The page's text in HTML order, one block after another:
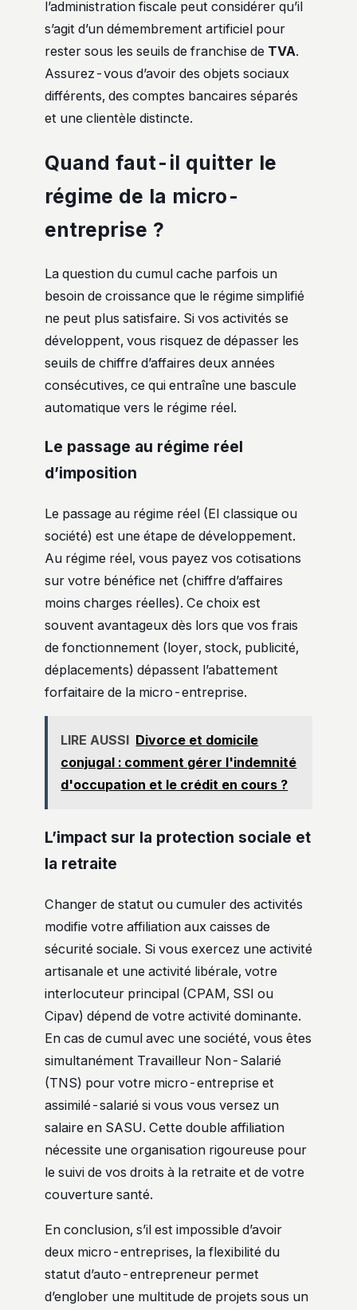
l’administration fiscale peut considérer qu’il
s’agit d’un démembrement artificiel pour
rester sous les seuils de franchise de TVA.
Assurez-vous d’avoir des objets sociaux
différents, des comptes bancaires séparés
et une clientèle distincte.
Quand faut-il quitter le
régime de la micro-
entreprise ?
La question du cumul cache parfois un
besoin de croissance que le régime simplifié
ne peut plus satisfaire. Si vos activités se
développent, vous risquez de dépasser les
seuils de chiffre d’affaires deux années
consécutives, ce qui entraîne une bascule
automatique vers le régime réel.
Le passage au régime réel
d’imposition
Le passage au régime réel (EI classique ou
société) est une étape de développement.
Au régime réel, vous payez vos cotisations
sur votre bénéfice net (chiffre d’affaires
moins charges réelles). Ce choix est
souvent avantageux dès lors que vos frais
de fonctionnement (loyer, stock, publicité,
déplacements) dépassent l’abattement
forfaitaire de la micro-entreprise.
LIRE AUSSI Divorce et domicile
conjugal : comment gérer l'indemnité
d'occupation et le crédit en cours ?
L’impact sur la protection sociale et
la retraite
Changer de statut ou cumuler des activités
modifie votre affiliation aux caisses de
sécurité sociale. Si vous exercez une activité
artisanale et une activité libérale, votre
interlocuteur principal (CPAM, SSI ou
Cipav) dépend de votre activité dominante.
En cas de cumul avec une société, vous êtes
simultanément Travailleur Non-Salarié
(TNS) pour votre micro-entreprise et
assimilé-salarié si vous vous versez un
salaire en SASU. Cette double affiliation
nécessite une organisation rigoureuse pour
le suivi de vos droits à la retraite et de votre
couverture santé.
En conclusion, s’il est impossible d’avoir
deux micro-entreprises, la flexibilité du
statut d’auto-entrepreneur permet
d’englober une multitude de projets sous un